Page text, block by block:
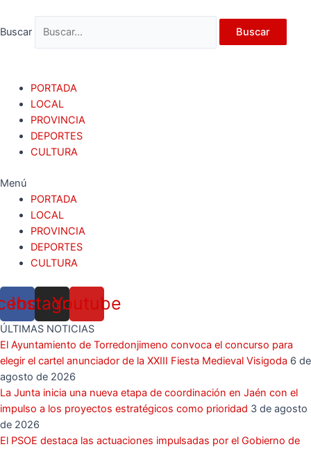
contenido
Buscar Buscar
PORTADA
LOCAL
PROVINCIA
DEPORTES
CULTURA
Menú
PORTADA
LOCAL
PROVINCIA
DEPORTES
CULTURA
Instagram
Youtube
ÚLTIMAS NOTICIAS
El Ayuntamiento de Torredonjimeno convoca el concurso para
elegir el cartel anunciador de la XXIII Fiesta Medieval Visigoda 6 de
agosto de 2026
La Junta inicia una nueva etapa de coordinación en Jaén con el
impulso a los proyectos estratégicos como prioridad 3 de agosto
de 2026
El PSOE destaca las actuaciones impulsadas por el Gobierno de